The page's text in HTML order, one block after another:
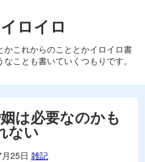
ロイロ
かこれからのこととかイロイロ書
ことも書いていくつもりです。
は必要なのかも
ない
25日 雑記